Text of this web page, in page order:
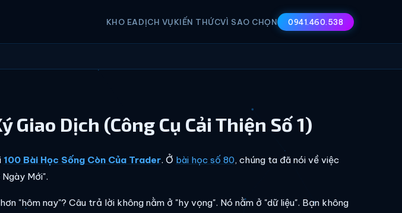
KHO EADỊCH VỤKIẾN THỨCVÌ SAO CHỌN 0941.460.538
Giao Dịch (Công Cụ Cải Thiện Số 1)
100 Bài Học Sống Còn Của Trader. Ở bài học số 80, chúng ta đã nói về việc
Mới".
"hôm nay"? Câu trả lời không nằm ở "hy vọng". Nó nằm ở "dữ liệu". Bạn không